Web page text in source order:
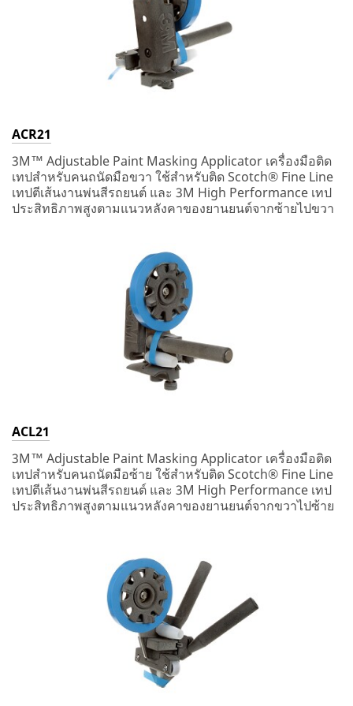
ACR21
3M™ Adjustable Paint Masking Applicator เครื่องมือติด
เทปสำหรับคนถนัดมือขวา ใช้สำหรับติด Scotch® Fine Line
เทปตีเส้นงานพ่นสีรถยนต์ และ 3M High Performance เทป
ประสิทธิภาพสูงตามแนวหลังคาของยานยนต์จากซ้ายไปขวา
ACL21
3M™ Adjustable Paint Masking Applicator เครื่องมือติด
เทปสำหรับคนถนัดมือซ้าย ใช้สำหรับติด Scotch® Fine Line
เทปตีเส้นงานพ่นสีรถยนต์ และ 3M High Performance เทป
ประสิทธิภาพสูงตามแนวหลังคาของยานยนต์จากขวาไปซ้าย